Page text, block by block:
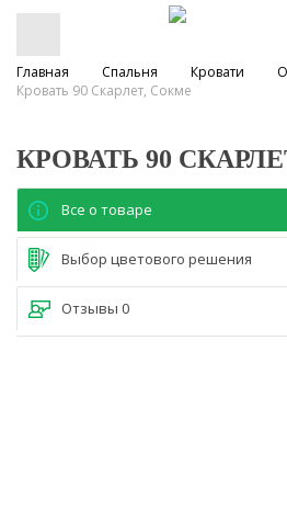
Главная Спальня Кровати
Кровать 90 Скарлет, Сокме
КРОВАТЬ 90
Все о товаре
Выбор цветового решения
Отзывы 0